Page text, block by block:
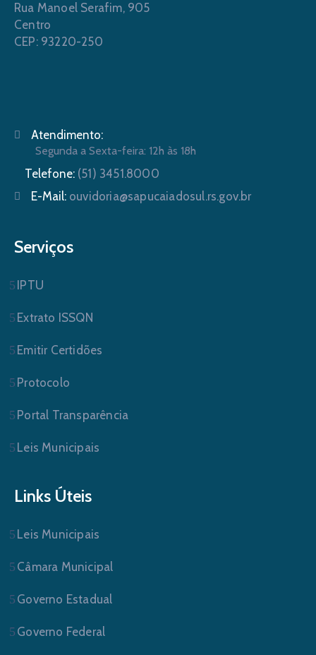
Rua Manoel Serafim, 905
Centro
CEP: 93220-250
Atendimento:
Segunda a Sexta-feira: 12h às 18h
Telefone: (51) 3451.8000
E-Mail: ouvidoria@sapucaiadosul.rs.gov.br
Serviços
IPTU
Extrato ISSQN
Emitir Certidões
Protocolo
Portal Transparência
Leis Municipais
Links Úteis
Leis Municipais
Câmara Municipal
Governo Estadual
Governo Federal